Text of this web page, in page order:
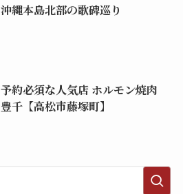
沖縄本島北部の歌碑巡り
予約必須な人気店 ホルモン焼肉
豊千【高松市藤塚町】